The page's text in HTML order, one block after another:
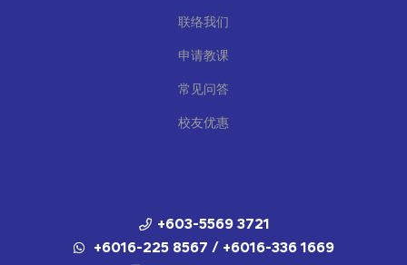
联络我们
申请教课
常见问答
校友优惠
+603-5569 3721
+6016-225 8567 / +6016-336 1669